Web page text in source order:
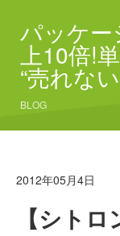
パッケ
上10倍!
“売れな
BLOG
2012年05月4日
【シト